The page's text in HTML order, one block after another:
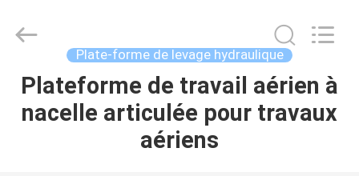
LA
MACHINERY
Rights
Reserved.
Plate-forme de levage hydraulique
Plateforme de travail aérien à
nacelle articulée pour travaux
aériens